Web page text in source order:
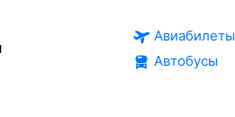
Авиабилеты
Автобусы